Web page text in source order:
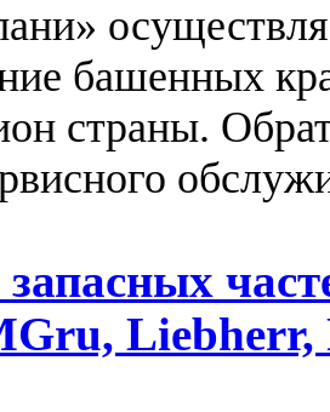
башенных
страны.
Liebherr,